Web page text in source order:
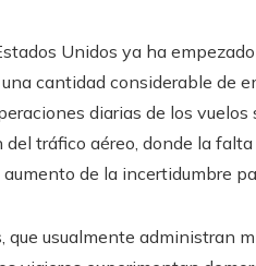
Unidos ya ha
cantidad considerable de
diarias de los
tráfico aéreo, donde la
de la incertidumbre
que usualmente administran